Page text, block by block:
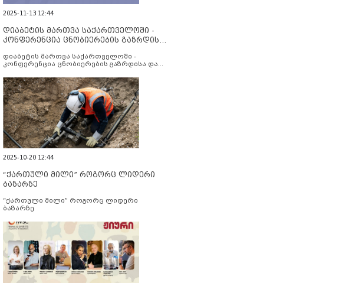
2025-11-13 12:44
დიაბეტის მართვა საქართველოში -
კონფერენცია ცნობიერების გაზრდისა
დიაბეტის მართვა საქართველოში -
კონფერენცია ცნობიერების გაზრდისა და
2025-10-20 12:44
“ქართული მილი” როგორც ლიდერი
ბაზარზე
“ქართული მილი” როგორც ლიდერი
ბაზარზე